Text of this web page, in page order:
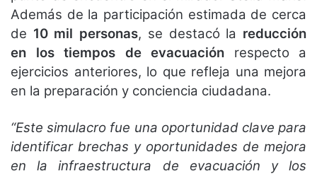
Además de la participación estimada de cerca
de 10 mil personas, se destacó la reducción
en los tiempos de evacuación respecto a
ejercicios anteriores, lo que refleja una mejora
en la preparación y conciencia ciudadana.
“Este simulacro fue una oportunidad clave para
identificar brechas y oportunidades de mejora
en la infraestructura de evacuación y los